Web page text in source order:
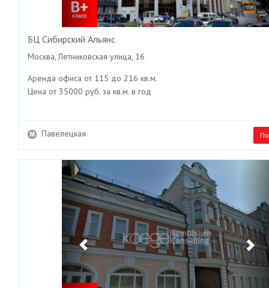
БЦ Сибирский Альянс
Москва, Летниковская улица, 16
Аренда офиса от 115 до 216 кв.м.
Цена от 35000 руб. за кв.м. в год
Павелецкая
Previous